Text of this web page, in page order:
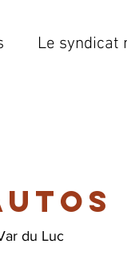
Le syndicat
du Luc